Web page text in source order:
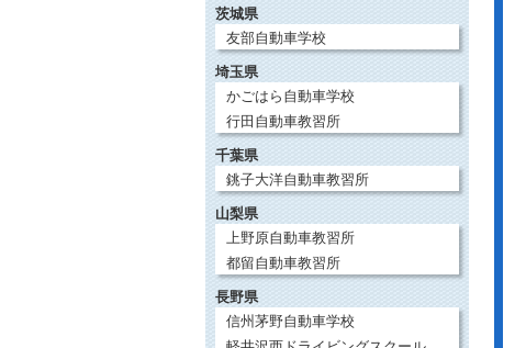
茨城県
友部自動車学校
埼玉県
かごはら自動車学校
行田自動車教習所
千葉県
銚子大洋自動車教習所
山梨県
上野原自動車教習所
都留自動車教習所
長野県
信州茅野自動車学校